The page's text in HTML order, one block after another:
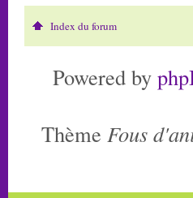
Index du forum
Powered by
Thème Fous